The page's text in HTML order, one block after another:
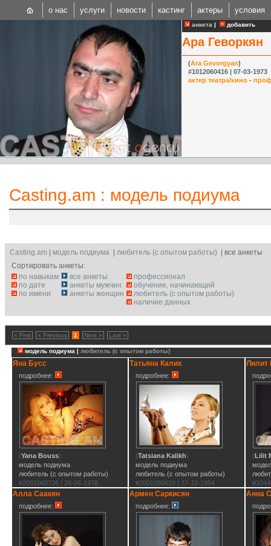
анкета | добавить
Ара Геворкян
(Ara Gevorgyan)
#1012060416 | 07-03-1973
актер театра/кино -
Casting.am : модель подиума
Casting.am модель подиума любитель (с опытом работы) | все анкеты
Сортировать анкеты:
по навыкам
по дате
по имени
все анкеты
анкеты мужчин
анкеты женщин
профессионал
обучение, начинающий
любитель (с опытом работы)
наличие данных
« First « Previous 1 Next » Last »
модель подиума | любитель (с опытом работы)
Яна Бусс
подробнее:
(Yana Bouss)
модель подиума
любитель (с опытом работы)
#2001060726 | 26-06-1978
Татьяна Калих
подробнее:
(Tatsiana Kalikh)
модель подиума
любитель (с опытом работы)
#2001080619 | 27-10-1984
Лилит
(Lilit
Алла Саакян
подробнее:
Армен Саркисян
подробнее:
Анна
о нас услуги новости кастинг актеры условия